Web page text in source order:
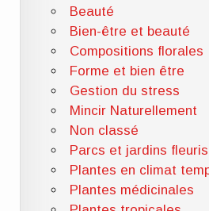
Beauté
Bien-être et beauté
Compositions florales
Forme et bien être
Gestion du stress
Mincir Naturellement
Non classé
Parcs et jardins fleuris
Plantes en climat
Plantes médicinales